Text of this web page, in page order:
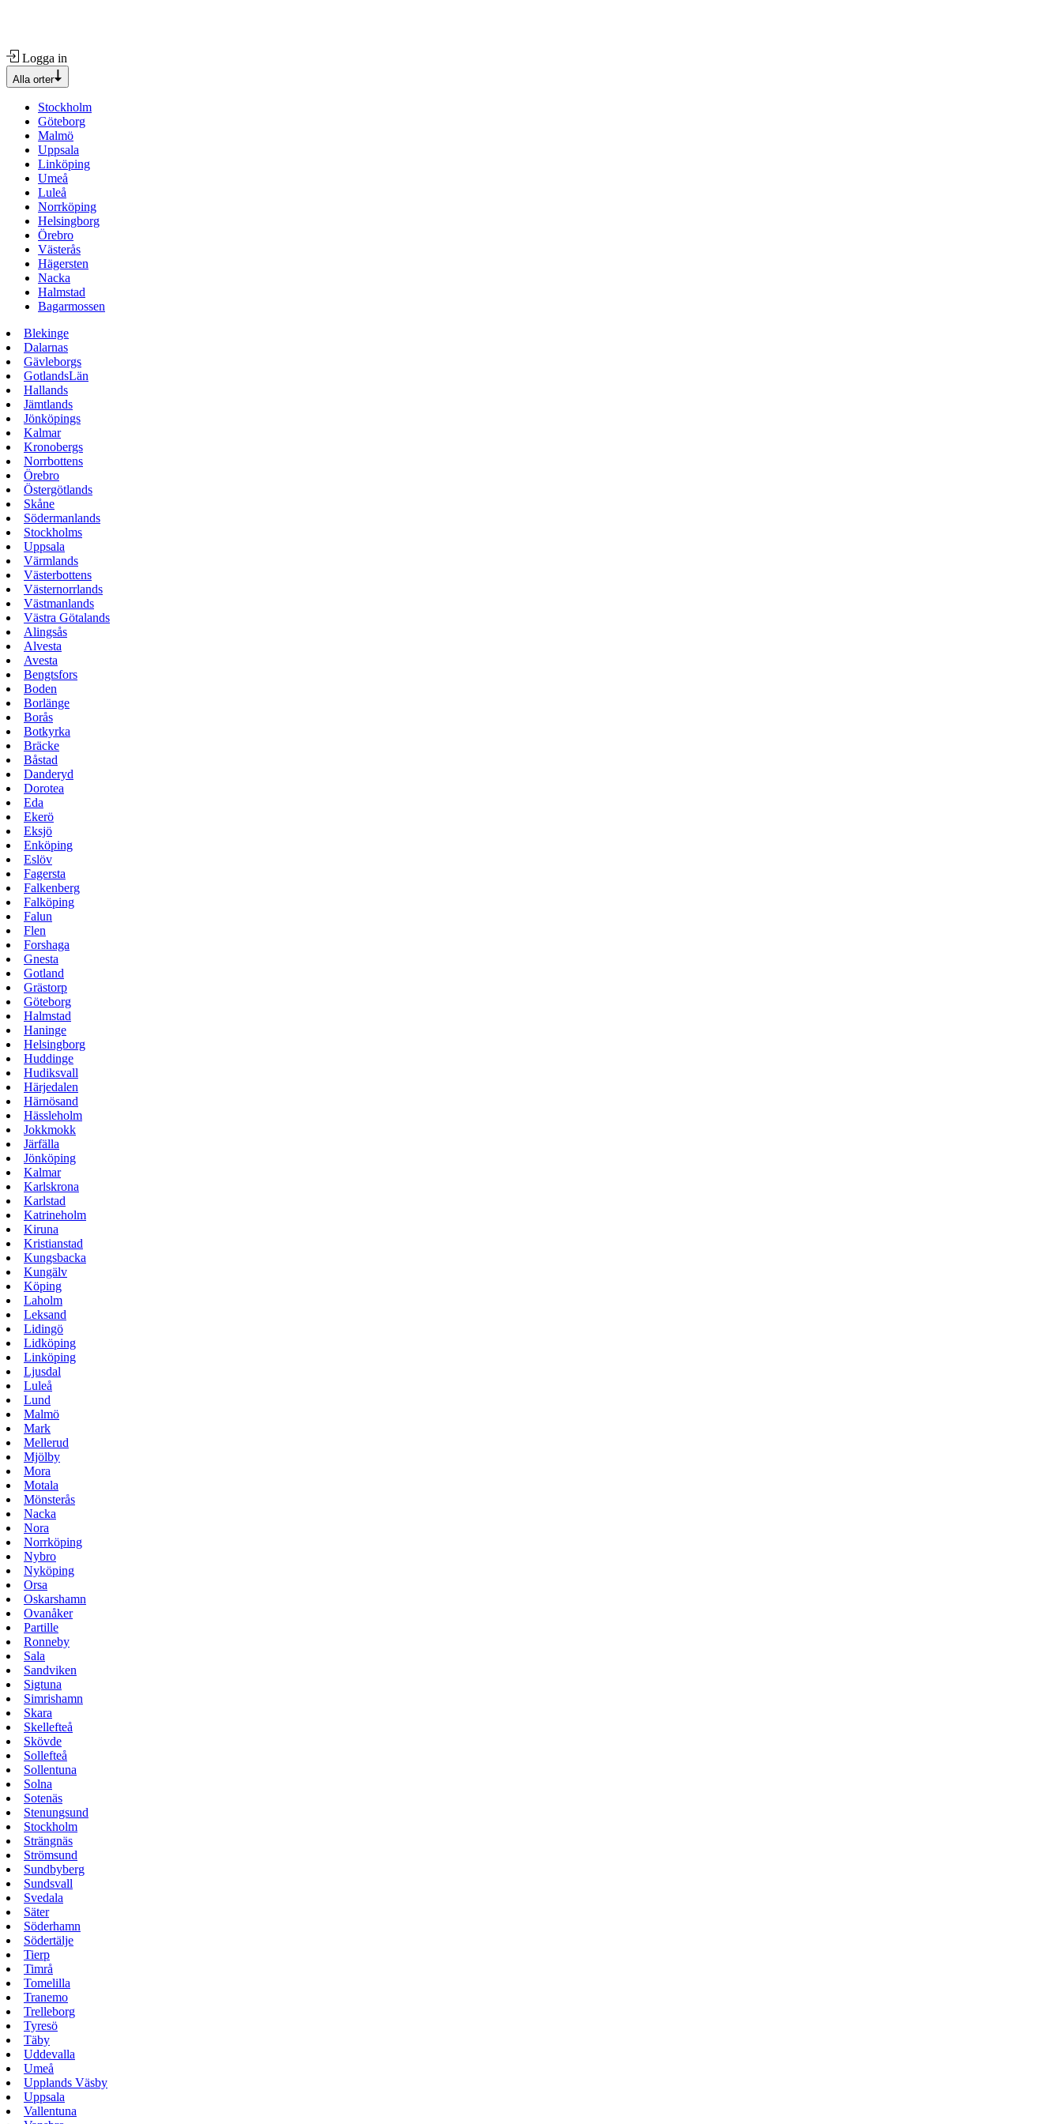
Logga in
Alla orter
Stockholm
Göteborg
Malmö
Uppsala
Linköping
Umeå
Luleå
Norrköping
Helsingborg
Örebro
Västerås
Hägersten
Nacka
Halmstad
Bagarmossen
Blekinge
Dalarnas
Gävleborgs
GotlandsLän
Hallands
Jämtlands
Jönköpings
Kalmar
Kronobergs
Norrbottens
Örebro
Östergötlands
Skåne
Södermanlands
Stockholms
Uppsala
Värmlands
Västerbottens
Västernorrlands
Västmanlands
Västra Götalands
Alingsås
Alvesta
Avesta
Bengtsfors
Boden
Borlänge
Borås
Botkyrka
Bräcke
Båstad
Danderyd
Dorotea
Eda
Ekerö
Eksjö
Enköping
Eslöv
Fagersta
Falkenberg
Falköping
Falun
Flen
Forshaga
Gnesta
Gotland
Grästorp
Göteborg
Halmstad
Haninge
Helsingborg
Huddinge
Hudiksvall
Härjedalen
Härnösand
Hässleholm
Jokkmokk
Järfälla
Jönköping
Kalmar
Karlskrona
Karlstad
Katrineholm
Kiruna
Kristianstad
Kungsbacka
Kungälv
Köping
Laholm
Leksand
Lidingö
Lidköping
Linköping
Ljusdal
Luleå
Lund
Malmö
Mark
Mellerud
Mjölby
Mora
Motala
Mönsterås
Nacka
Nora
Norrköping
Nybro
Nyköping
Orsa
Oskarshamn
Ovanåker
Partille
Ronneby
Sala
Sandviken
Sigtuna
Simrishamn
Skara
Skellefteå
Skövde
Sollefteå
Sollentuna
Solna
Sotenäs
Stenungsund
Stockholm
Strängnäs
Strömsund
Sundbyberg
Sundsvall
Svedala
Säter
Söderhamn
Södertälje
Tierp
Timrå
Tomelilla
Tranemo
Trelleborg
Tyresö
Täby
Uddevalla
Umeå
Upplands Väsby
Uppsala
Vallentuna